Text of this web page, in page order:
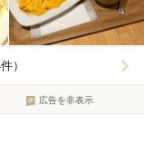
）
広告を非表示